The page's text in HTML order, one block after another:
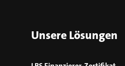
Unsere Lösungen